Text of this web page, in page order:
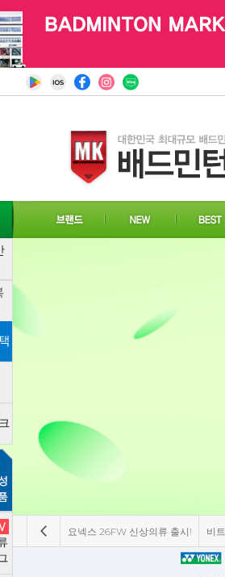
시 할인! 비트로 8월 한정 특가 세일 빅